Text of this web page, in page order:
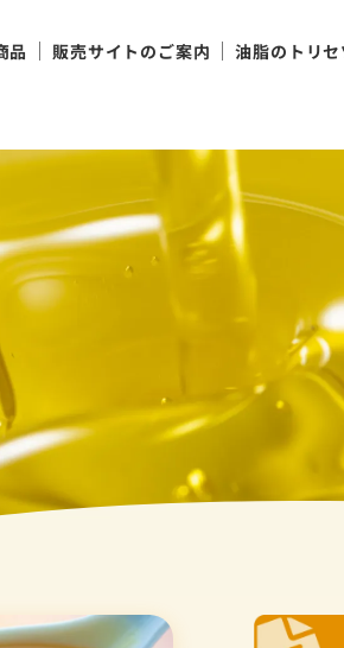
品 販売サイトのご案内 油脂のトリセ